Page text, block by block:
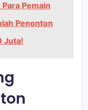
Pemain
Penonton
Juta!